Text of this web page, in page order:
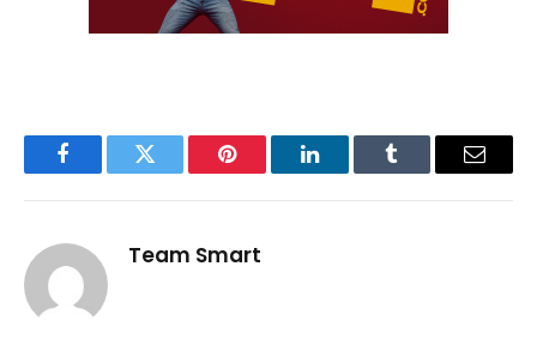
FacebookTwitter Pinterest LinkedInTumblr Email
Team Smart